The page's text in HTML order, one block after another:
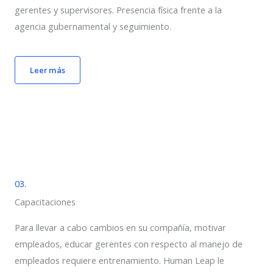
gerentes y supervisores. Presencia física frente a la
agencia gubernamental y seguimiento.
Leer más
03.
Capacitaciones
Para llevar a cabo cambios en su compañía, motivar
empleados, educar gerentes con respecto al manejo de
empleados requiere entrenamiento. Human Leap le